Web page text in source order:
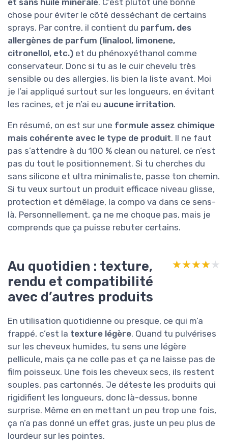
et sans huile minérale. C’est plutôt une bonne
chose pour éviter le côté desséchant de certains
sprays. Par contre, il contient du parfum, des
allergènes de parfum (linalool, limonene,
citronellol, etc.) et du phénoxyéthanol comme
conservateur. Donc si tu as le cuir chevelu très
sensible ou des allergies, lis bien la liste avant. Moi
je l’ai appliqué surtout sur les longueurs, en évitant
les racines, et je n’ai eu aucune irritation.
En résumé, on est sur une formule assez chimique
mais cohérente avec le type de produit. Il ne faut
pas s’attendre à du 100 % clean ou naturel, ce n’est
pas du tout le positionnement. Si tu cherches du
sans silicone et ultra minimaliste, passe ton chemin.
Si tu veux surtout un produit efficace niveau glisse,
protection et démêlage, la compo va dans ce sens-
là. Personnellement, ça ne me choque pas, mais je
comprends que ça puisse rebuter certains.
Au quotidien : texture,
rendu et compatibilité
avec d’autres produits
★★★★★
★★★★★
En utilisation quotidienne ou presque, ce qui m’a
frappé, c’est la texture légère. Quand tu pulvérises
sur les cheveux humides, tu sens une légère
pellicule, mais ça ne colle pas et ça ne laisse pas de
film poisseux. Une fois les cheveux secs, ils restent
souples, pas cartonnés. Je déteste les produits qui
rigidifient les longueurs, donc là-dessus, bonne
surprise. Même en en mettant un peu trop une fois,
ça n’a pas donné un effet gras, juste un peu plus de
lourdeur sur les pointes.